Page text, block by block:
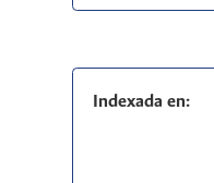
Indexada en: